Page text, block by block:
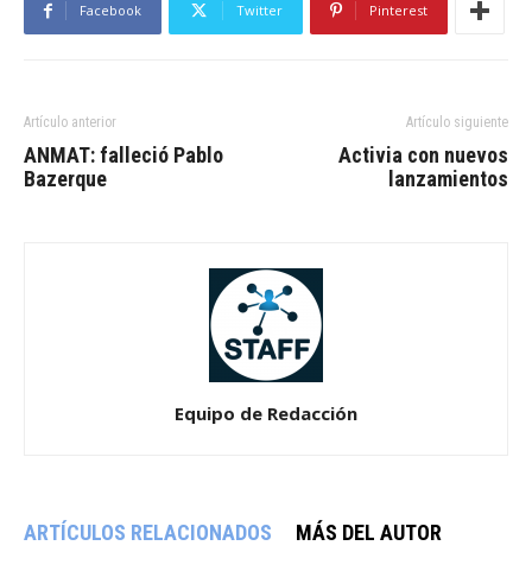
Facebook Twitter Pinterest
Artículo anterior
ANMAT: falleció Pablo
Bazerque
Artículo siguiente
Activia con nuevos
lanzamientos
Equipo de Redacción
ARTÍCULOS RELACIONADOS MÁS DEL AUTOR